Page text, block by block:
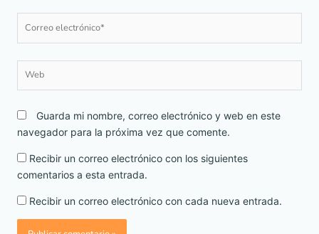
Guarda mi nombre, correo electrónico y web en este
navegador para la próxima vez que comente.
Recibir un correo electrónico con los siguientes
comentarios a esta entrada.
Recibir un correo electrónico con cada nueva entrada.